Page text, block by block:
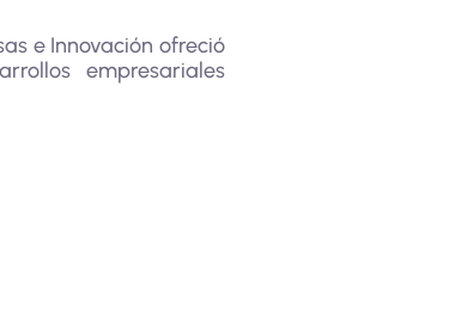
e Innovación ofreció
empresariales